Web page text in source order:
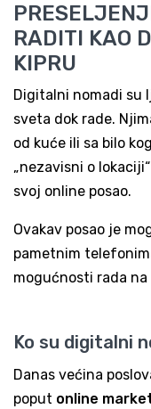
RADITI KAO
KIPRU
Digitalni nomadi su
sveta dok rade.
od kuće ili sa bilo
„nezavisni o
svoj online posao.
Ovakav posao je
pametnim
mogućnosti rada
Ko su digitalni
Danas većina
poput online